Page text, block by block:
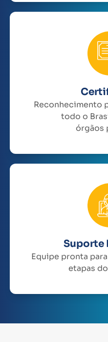
Reconhecimento
todo o
órgãos
Suporte
Equipe pronta
etapas